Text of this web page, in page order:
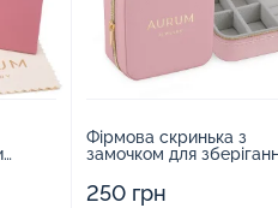
Фірмова скринька з
замочком для
250 грн